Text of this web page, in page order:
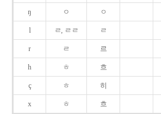
ŋ ㅇ ㅇ
l ㄹ, ㄹㄹ ㄹ
r ㄹ 르
h ㅎ 흐
ç ㅎ 히
x ㅎ 흐